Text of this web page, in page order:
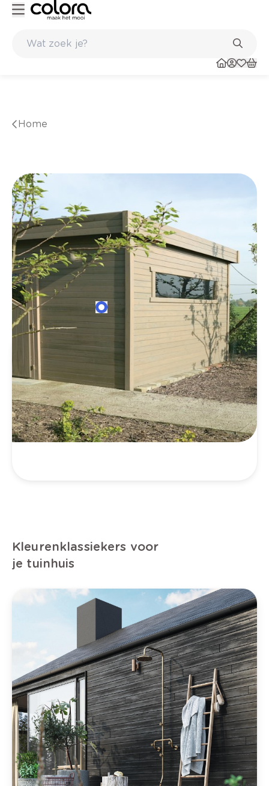
Home
Tuinhuis schilderen
Een nieuw tuinhuis? Of kan je oud tuinhuis
wel een opknapbeurt gebruiken? Laat je
inspireren om je tuinhuis helemaal om te
toveren naar jouw stijl.
Kleurenklassiekers voor
je tuinhuis